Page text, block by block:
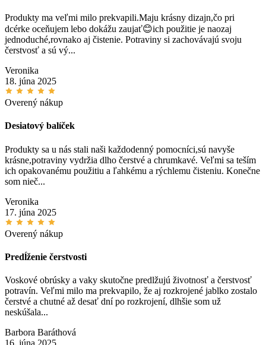
Produkty ma veľmi milo prekvapili.Maju krásny dizajn,čo pri
dcérke oceňujem lebo dokážu zaujať😊ich použitie je naozaj
jednoduché,rovnako aj čistenie. Potraviny si zachovávajú svoju
čerstvosť a sú vý...
Veronika
18. júna 2025
Overený nákup
Desiatový balíček
Produkty sa u nás stali naši každodenný pomocníci,sú navyše
krásne,potraviny vydržia dlho čerstvé a chrumkavé. Veľmi sa teším
ich opakovanému použitiu a ľahkému a rýchlemu čisteniu. Konečne
som nieč...
Veronika
17. júna 2025
Overený nákup
Predĺženie čerstvosti
Voskové obrúsky a vaky skutočne predlžujú životnosť a čerstvosť
potravín. Veľmi milo ma prekvapilo, že aj rozkrojené jablko zostalo
čerstvé a chutné až desať dní po rozkrojení, dlhšie som už
neskúšala...
Barbora Baráthová